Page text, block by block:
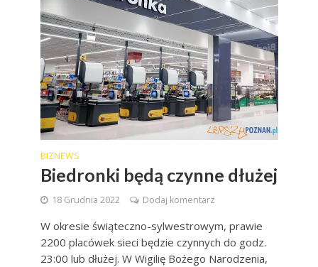
BIZNEWS
Biedronki będą czynne dłużej
18 Grudnia 2022 Dodaj komentarz
W okresie świąteczno-sylwestrowym, prawie
2200 placówek sieci będzie czynnych do godz.
23:00 lub dłużej. W Wigilię Bożego Narodzenia,